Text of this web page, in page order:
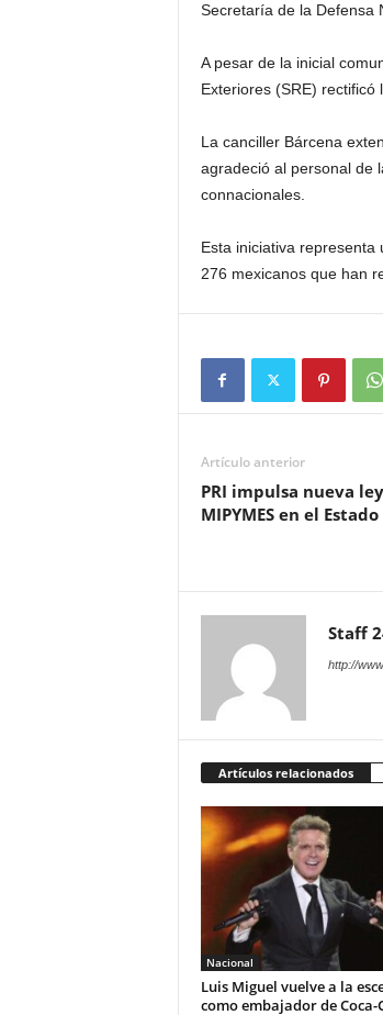
Secretaría de la Defensa
A pesar de la inicial
Exteriores (SRE) rectificó
La canciller Bárcena
agradeció al personal de
connacionales.
Esta iniciativa
276 mexicanos que han
Artículo anterior
PRI impulsa nueva
MIPYMES en el
Staff
http://
Artículos relacionados
Nacional
Luis Miguel vuelve a la
como embajador de Coca-